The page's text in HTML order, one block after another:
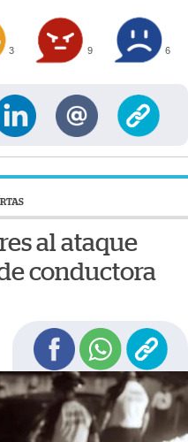
3 9 6
al ataque
conductora